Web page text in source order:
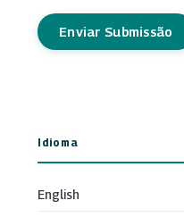
Enviar Submissão
Idioma
English